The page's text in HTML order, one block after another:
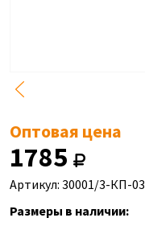
Оптовая цена
1785
Артикул: 30001/3-КП-03
Размеры в наличии: